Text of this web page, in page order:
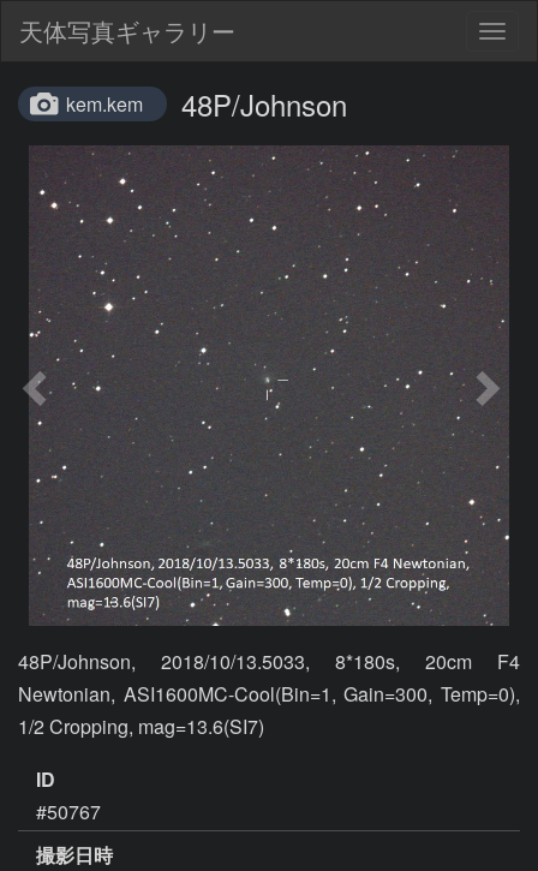
天体写真ギャラリー
kem.kem 48P/Johnson
48P/Johnson, 2018/10/13.5033, 8*180s, 20cm F4
Newtonian, ASI1600MC-Cool(Bin=1, Gain=300, Temp=0),
1/2 Cropping, mag=13.6(SI7)
ID
#50767
撮影日時